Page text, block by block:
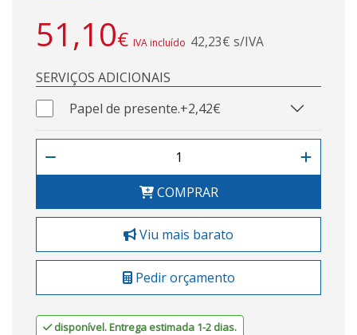
51,10€ IVA incluído 42,23€ s/IVA
SERVIÇOS ADICIONAIS
Papel de presente.+2,42€
COMPRAR
Viu mais barato
Pedir orçamento
disponível. Entrega estimada 1-2 dias.